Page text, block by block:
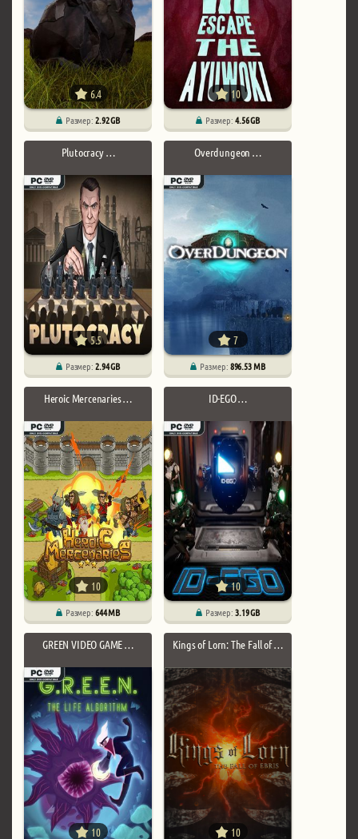
6.4
Размер:2.92 GB
10
Размер:4.56 GB
Plutocracy …
5.5
Размер:2.94 GB
Overdungeon …
7
Размер:896.53 MB
Heroic Mercenaries …
10
Размер:644 MB
ID-EGO …
10
Размер:3.19 GB
GREEN VIDEO GAME …
10
Kings of Lorn: The Fall of …
10